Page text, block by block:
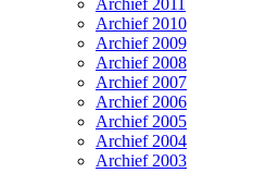
Archief 2011
Archief 2010
Archief 2009
Archief 2008
Archief 2007
Archief 2006
Archief 2005
Archief 2004
Archief 2003